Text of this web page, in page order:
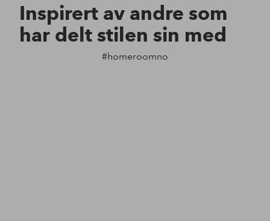
Inspirert av andre som
har delt stilen sin med
#homeroomno